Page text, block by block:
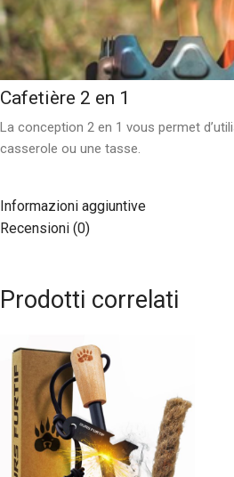
Cafetière 2 en 1
La conception 2 en 1 vous permet
casserole ou une tasse.
Informazioni aggiuntive
Recensioni (0)
Prodotti correlati